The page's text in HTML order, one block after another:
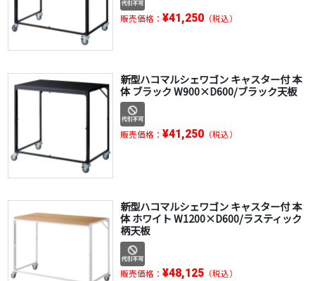
販売価格： ¥41,250（税込）
新型ハコマルシェワゴン キャスター付 本
体 ブラック W900×D600/ブラック天板
販売価格： ¥41,250（税込）
新型ハコマルシェワゴン キャスター付 本
体 ホワイト W1200×D600/ラスティック
柄天板
販売価格： ¥48,125（税込）